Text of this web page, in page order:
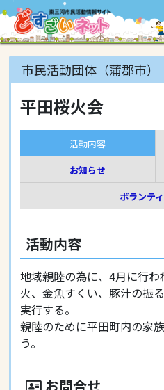
市民活動団体（蒲郡市）
平田桜火会
活動内容
お知らせ
ボランテ
活動内容
地域親睦の為に、4月に行
火、金魚すくい、豚汁の振
実行する。
親睦のために平田町内の家
う。
お問合せ